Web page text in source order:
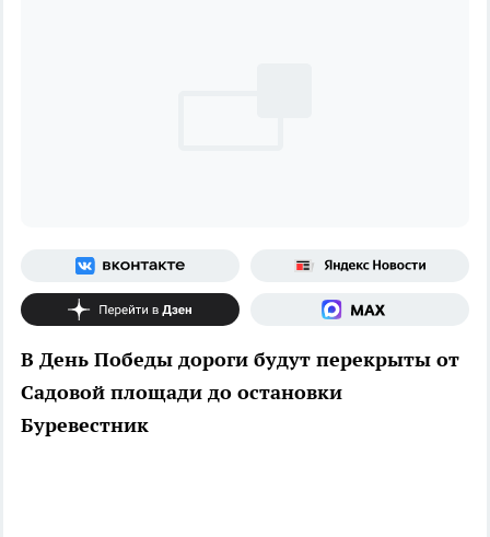
В День Победы дороги будут перекрыты от
Садовой площади до остановки
Буревестник